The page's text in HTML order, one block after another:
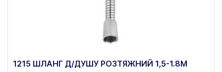
1215 ШЛАНГ Д/ДУШУ РОЗТЯЖНИЙ 1,5-1.8М